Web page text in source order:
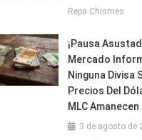
Repa Chismes
¡Pausa
Mercado
Ninguna Divisa
Precios Del
MLC
3 de agosto de